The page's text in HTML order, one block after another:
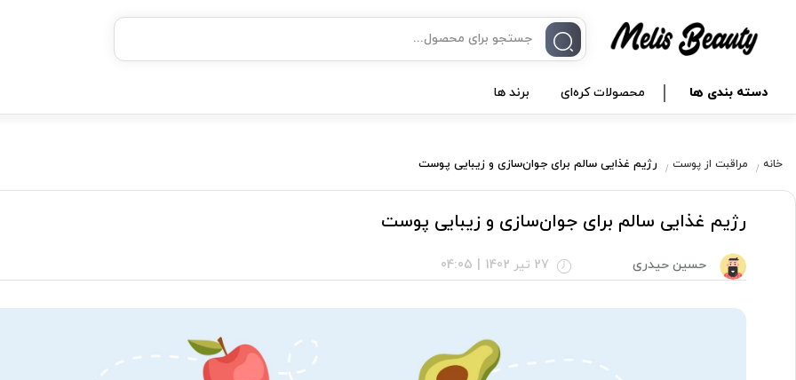
خرید قسطی با ترب‌پی
دسته بندی ها محصولات کره‌ای برند ها
خانه مراقبت از پوست رژیم غذایی سالم برای جوان‌سازی و زیبایی پوست
رژیم غذایی سالم برای جوان‌سازی و زیبایی پوست
حسین حیدری 27 تیر 1402 04:05